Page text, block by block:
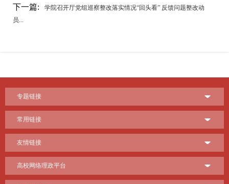
下一篇:
学院召开厅党组巡察整改落实情况“回头看” 反馈问题整改动
员...
专题链接
常用链接
友情链接
高校网络理政平台